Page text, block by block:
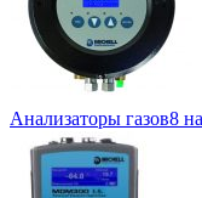
Анализаторы газов8